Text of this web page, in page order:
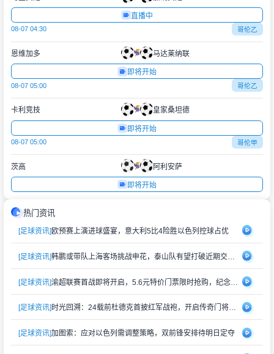
直播中
08-07 04:30 哥伦乙
恩维加多 马达莱纳联
即将开始
08-07 05:00 哥伦乙
卡利竞技 皇家桑坦德
即将开始
08-07 05:00 哥伦甲
茨高 阿利安萨
即将开始
热门资讯
[足球资讯]欧预赛上演进球盛宴，意大利5比4险胜以色列控球占优
[足球资讯]
[足球资讯] 渝超联赛首战即将开启，5.6元特价门票限时抢购，纪念礼品同步赠送
[足球资讯] 时光回溯：24载前杜德克首披红军战袍，开启传奇门将生涯
[足球资讯]加图索：应对以色列需调整策略，双前锋安排待明日定夺